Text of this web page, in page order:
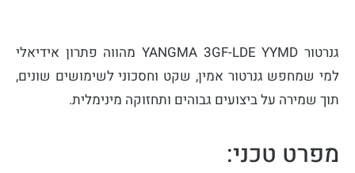
גנרטור YANGMA 3GF-LDE YYMD מהווה פתרון אידיאלי
למי שמחפש גנרטור אמין, שקט וחסכוני לשימושים שונים,
תוך שמירה על ביצועים גבוהים ותחזוקה מינימלית.
מפרט טכני: